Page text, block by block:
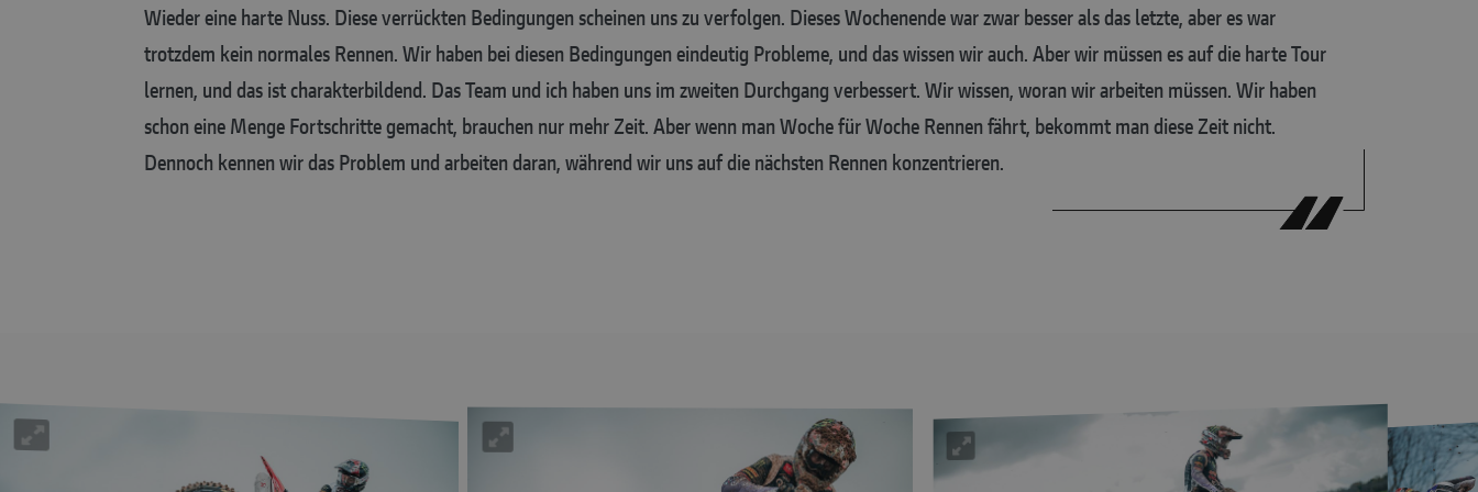
Wieder eine harte Nuss. Diese verrückten Bedingungen scheinen uns zu verfolgen. Dieses Wochenende war zwar besser als das letzte, aber es war
trotzdem kein normales Rennen. Wir haben bei diesen Bedingungen eindeutig Probleme, und das wissen wir auch. Aber wir müssen es auf die harte Tour
lernen, und das ist charakterbildend. Das Team und ich haben uns im zweiten Durchgang verbessert. Wir wissen, woran wir arbeiten müssen. Wir haben
schon eine Menge Fortschritte gemacht, brauchen nur mehr Zeit. Aber wenn man Woche für Woche Rennen fährt, bekommt man diese Zeit nicht.
Dennoch kennen wir das Problem und arbeiten daran, während wir uns auf die nächsten Rennen konzentrieren.